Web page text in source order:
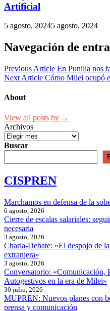
Artificial
5 agosto, 20245 agosto, 2024
Navegación de
Previous Article En Punilla nos
Next Article Cómo Milei ocupó
About
View all posts by →
Archivos
Buscar
CISPREN
Marchamos en defensa de la
6 agosto, 2026
Cierre de escalas salariales:
necesaria
3 agosto, 2026
Charla-Debate: «El despojo de
extranjera»
3 agosto, 2026
Conversatorio: «Comunicación,
Autogestivos en la era de Milei»
30 julio, 2026
MUPREN: Nuevos planes con
prensa y comunicación